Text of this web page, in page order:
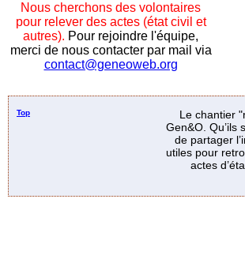
Nous cherchons des volontaires
pour relever des actes (état civil et
autres). Pour rejoindre l'équipe,
merci de nous contacter par mail via
contact@geneoweb.org
Top
Le chantier
Gen&O.
de partager
utiles pour
actes